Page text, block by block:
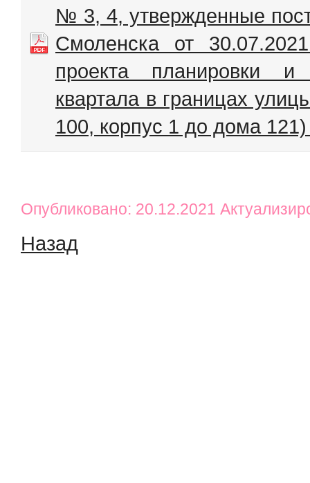
№ 3, 4, утвержденные
Смоленска от
проекта планировки и
квартала в границах
100, корпус 1 до дома
Опубликовано: 20.12.2021
Назад